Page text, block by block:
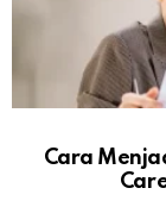
Cara